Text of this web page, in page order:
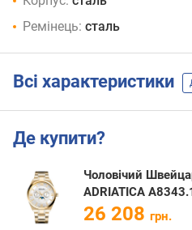
Ремінець: сталь
Всі характеристики
Де купити?
Чоловічий
ADRIATICA
26 208 грн.